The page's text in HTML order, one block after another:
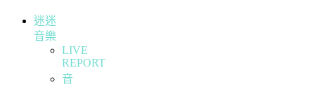
迷迷
音樂
LIVE
REPORT
音